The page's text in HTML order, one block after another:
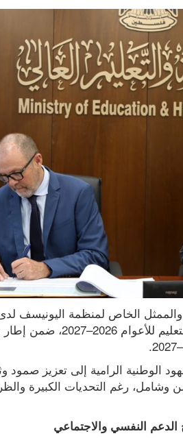
في الضفة يقترب من الانهيار
الدعم النفسي والاجتماعي